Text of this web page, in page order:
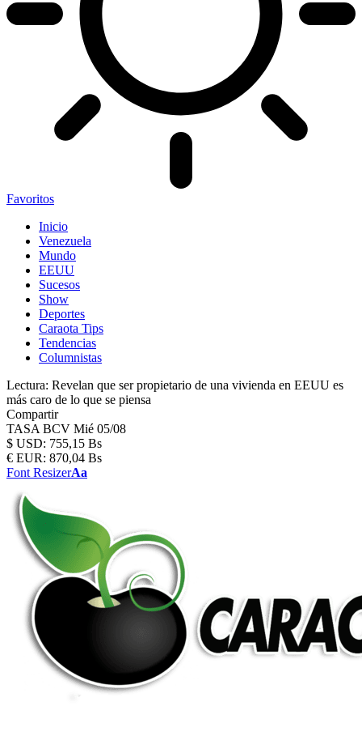
Favoritos
Inicio
Venezuela
Mundo
EEUU
Sucesos
Show
Deportes
Caraota Tips
Tendencias
Columnistas
Lectura: Revelan que ser propietario de una vivienda en EEUU es
más caro de lo que se piensa
Compartir
TASA BCV Mié 05/08
$ USD: 755,15 Bs
€ EUR: 870,04 Bs
Font ResizerAa